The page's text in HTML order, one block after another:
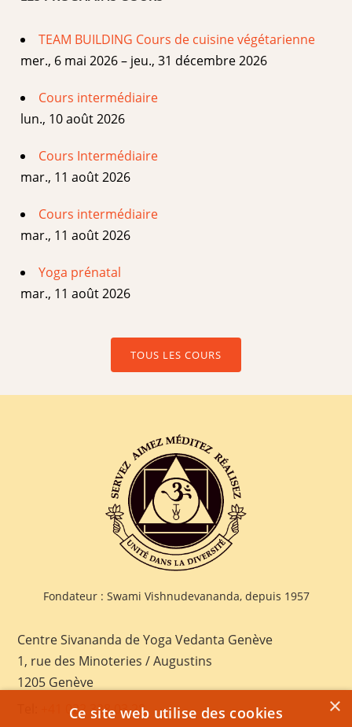
TEAM BUILDING Cours de cuisine végétarienne
mer., 6 mai 2026 – jeu., 31 décembre 2026
Cours intermédiaire
lun., 10 août 2026
Cours Intermédiaire
mar., 11 août 2026
Cours intermédiaire
mar., 11 août 2026
Yoga prénatal
mar., 11 août 2026
TOUS LES COURS
Fondateur : Swami Vishnudevananda, depuis 1957
Centre Sivananda de Yoga Vedanta Genève
1, rue des Minoteries / Augustins
1205 Genève
+41 022 328 03 28 ×
Ce site web utilise des cookies